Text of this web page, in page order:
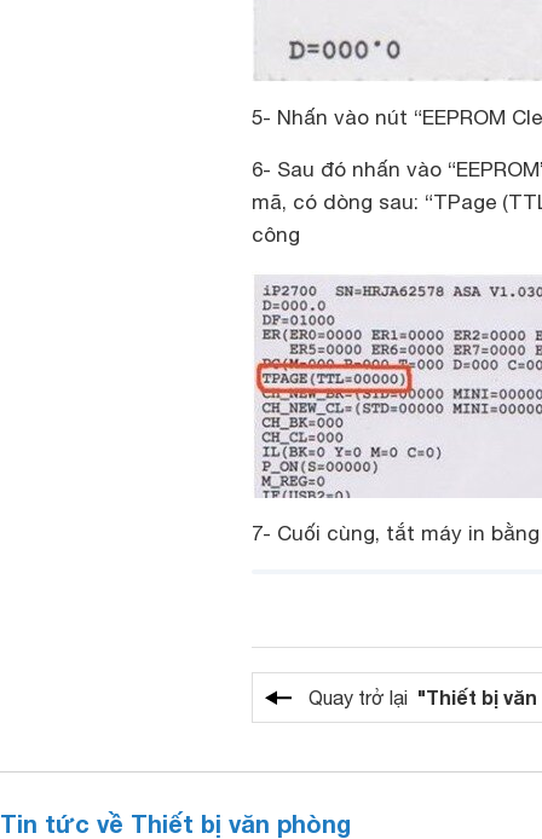
5- Nhấn vào nút “EEPROM
6- Sau đó nhấn vào
mã, có dòng sau: “TPage
công
7- Cuối cùng, tắt máy in
Quay trở lại "Thiết bị
Tin tức về Thiết bị văn phòng